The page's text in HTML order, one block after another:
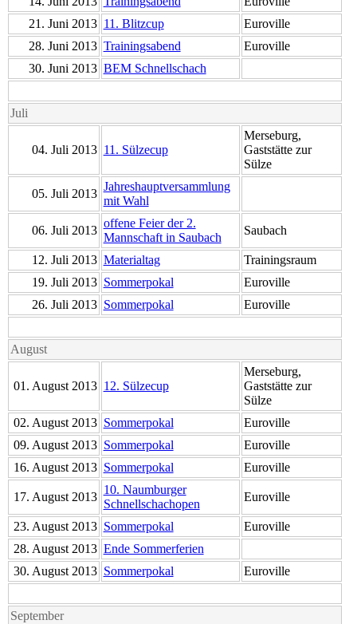
21. Juni 2013 11. Blitzcup
Euroville
28. Juni 2013 Trainingsabend
Euroville
30. Juni 2013 BEM Schnellschach
Juli
04. Juli 2013 11. Sülzecup
Merseburg,
Gaststätte zur
Sülze
05. Juli 2013
Jahreshauptversammlung
mit Wahl
06. Juli 2013
offene Feier der 2.
Mannschaft in Saubach
Saubach
12. Juli 2013 Materialtag
Trainingsraum
19. Juli 2013 Sommerpokal
Euroville
26. Juli 2013 Sommerpokal Euroville
August
01. August 2013 12. Sülzecup
Merseburg,
Gaststätte zur
Sülze
02. August 2013 Sommerpokal
Euroville
09. August 2013 Sommerpokal
Euroville
16. August 2013 Sommerpokal Euroville
17. August 2013
10. Naumburger
Schnellschachopen
Euroville
23. August 2013 Sommerpokal
Euroville
28. August 2013 Ende Sommerferien
30. August 2013 Sommerpokal Euroville
September